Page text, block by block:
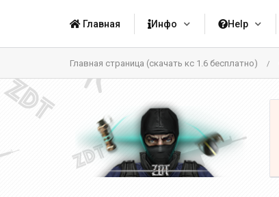
Главная Инфо Help
Главная страница (скачать кс 1.6 бесплатно) /